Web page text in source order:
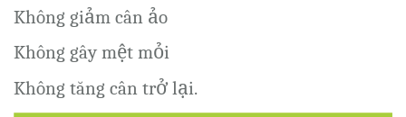
Không giảm cân ảo
Không gây mệt mỏi
Không tăng cân trở lại.